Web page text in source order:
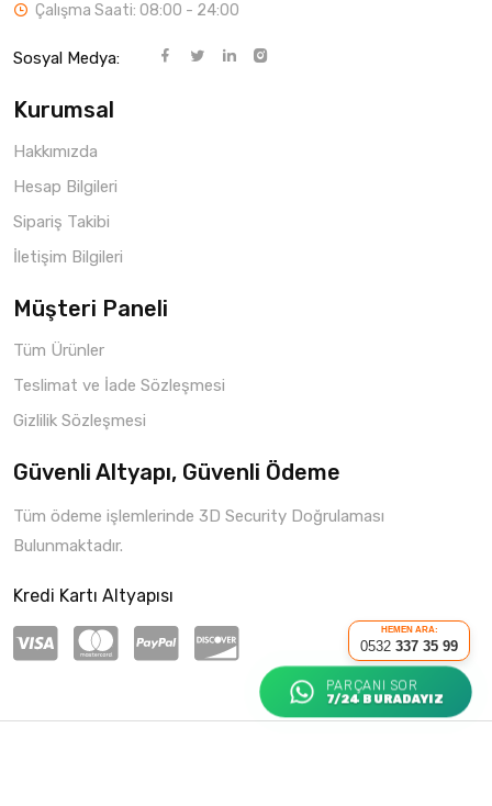
HEMEN ARA:
0532 337 35 99
PARÇANI SOR
7/24 BURADAYIZ
Çalışma Saati: 08:00 - 24:00
Sosyal Medya:
Kurumsal
Hakkımızda
Hesap Bilgileri
Sipariş Takibi
İletişim Bilgileri
Müşteri Paneli
Tüm Ürünler
Teslimat ve İade Sözleşmesi
Gizlilik Sözleşmesi
Güvenli Altyapı, Güvenli Ödeme
Tüm ödeme işlemlerinde 3D Security Doğrulaması
Bulunmaktadır.
Kredi Kartı Altyapısı